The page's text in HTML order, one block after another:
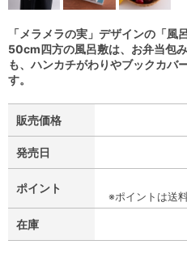
「メラメラの実」デザインの「風
50cm四方の風呂敷は、お弁当包
も、ハンカチがわりやブックカバ
す。
販売価格
発売日
ポイント
※ポイントは送
在庫